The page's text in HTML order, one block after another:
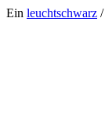
Ein leuchtschwarz /